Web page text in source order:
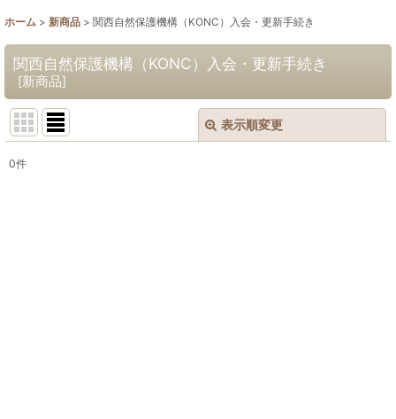
ホーム > 新商品 > 関西自然保護機構（KONC）入会・更新手続き
関西自然保護機構（KONC）入会・更新手続き
[新商品]
表示順変更
0件